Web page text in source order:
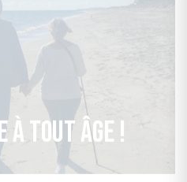
à tout âge !